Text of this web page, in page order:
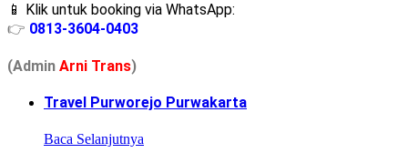
📱 Klik untuk booking via WhatsApp:
👉 0813-3604-0403
(Admin Arni Trans)
Travel Purworejo Purwakarta
Baca Selanjutnya